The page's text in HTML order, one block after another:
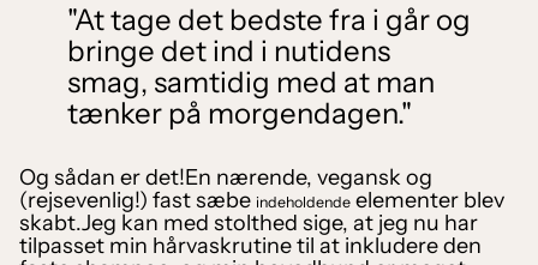
"At tage det bedste fra i går og
bringe det ind i nutidens
smag, samtidig med at man
tænker på morgendagen."
Og sådan er det!En nærende, vegansk og
(rejsevenlig!) fast sæbe indeholdende elementer blev
skabt.Jeg kan med stolthed sige, at jeg nu har
tilpasset min hårvaskrutine til at inkludere den